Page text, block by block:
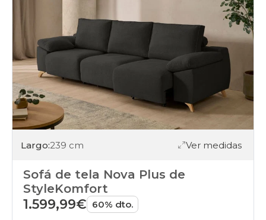
Largo:239 cm Ver medidas
Sofá de tela Nova Plus de
StyleKomfort
1.599,99€ 60% dto.